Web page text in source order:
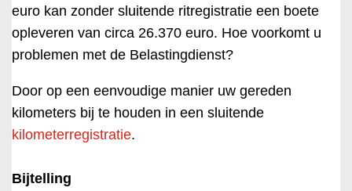
euro kan zonder sluitende ritregistratie een boete
opleveren van circa 26.370 euro. Hoe voorkomt u
problemen met de Belastingdienst?
Door op een eenvoudige manier uw gereden
kilometers bij te houden in een sluitende
kilometerregistratie.
Bijtelling